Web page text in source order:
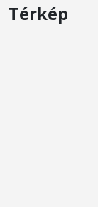
Térkép